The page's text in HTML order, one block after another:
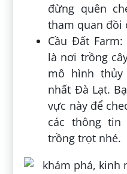
đừng quên
tham quan đồi
Cầu Đất
là nơi trồng
mô hình
nhất Đà Lạt.
vực này để
các thông
trồng trọt nhé.